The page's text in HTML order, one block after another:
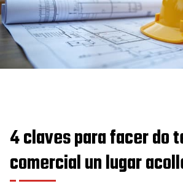
4 claves para facer do
comercial un lugar